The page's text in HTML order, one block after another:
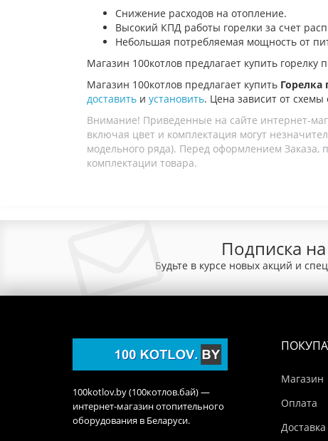
Снижение расходов на отопление.
Высокий КПД работы горелки за счет
Небольшая потребляемая мощность от
Магазин 100котлов предлагает купить горелку
Магазин 100котлов предлагает купить Горелка
доставить и установить. Цена зависит от
Внимание! Приведенные на сайте интернет-
включая цвет и комплектация могут
модельного ряда). Перед оформлением Заказа,
комплектации товара.
Подписка
Будьте в курсе новых акций и
100kotlov.by (100котлов.бай) —
интернет-магазин отопительного
оборудования в Беларуси.
Магазин
Оплата
Доставка